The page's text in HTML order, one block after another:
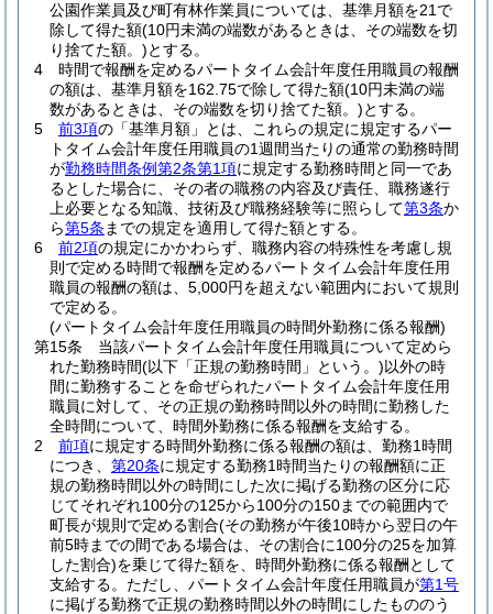
公園作業員及び町有林作業員については、基準月額を21で
除して得た額(10円未満の端数があるときは、その端数を切
り捨てた額。)とする。
4
時間で報酬を定めるパートタイム会計年度任用職員の報酬
の額は、基準月額を162.75で除して得た額(10円未満の端
数があるときは、その端数を切り捨てた額。)とする。
5
前3項の「基準月額」とは、これらの規定に規定するパー
トタイム会計年度任用職員の1週間当たりの通常の勤務時間
が勤務時間条例第2条第1項に規定する勤務時間と同一であ
るとした場合に、その者の職務の内容及び責任、職務遂行
上必要となる知識、技術及び職務経験等に照らして第3条か
ら第5条 までの規定を適用して得た額とする。
6
前2項の規定にかかわらず、職務内容の特殊性を考慮し規
則で定める時間で報酬を定めるパートタイム会計年度任用
職員の報酬の額は、5,000円を超えない範囲内において規則
で定める。
(パートタイム会計年度任用職員の時間外勤務に係る報酬)
第15条
当該パートタイム会計年度任用職員について定めら
れた勤務時間(以下「正規の勤務時間」という。)以外の時
間に勤務することを命ぜられたパートタイム会計年度任用
職員に対して、その正規の勤務時間以外の時間に勤務した
全時間について、時間外勤務に係る報酬を支給する。
2
前項に規定する時間外勤務に係る報酬の額は、勤務1時間
につき、 第20条に規定する勤務1時間当たりの報酬額に正
規の勤務時間以外の時間にした次に掲げる勤務の区分に応
じてそれぞれ100分の125から100分の150までの範囲内で
町長が規則で定める割合(その勤務が午後10時から翌日の午
前5時までの間である場合は、その割合に100分の25を加算
した割合)を乗じて得た額を、時間外勤務に係る報酬として
支給する。 ただし、パートタイム会計年度任用職員が第1号
に掲げる勤務で正規の勤務時間以外の時間にしたもののう